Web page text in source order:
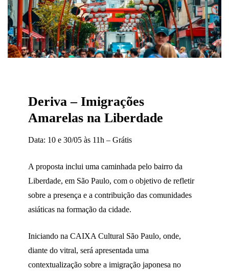
Deriva – Imigrações
Amarelas na Liberdade
Data: 10 e 30/05 às 11h – Grátis
A proposta inclui uma caminhada pelo bairro da
Liberdade, em São Paulo, com o objetivo de refletir
sobre a presença e a contribuição das comunidades
asiáticas na formação da cidade.
Iniciando na CAIXA Cultural São Paulo, onde,
diante do vitral, será apresentada uma
contextualização sobre a imigração japonesa no